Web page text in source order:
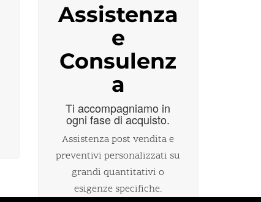
Assistenza
e
Consulenz
a
Ti accompagniamo in
ogni fase di acquisto.
Assistenza post vendita e
preventivi personalizzati su
grandi quantitativi o
esigenze specifiche.